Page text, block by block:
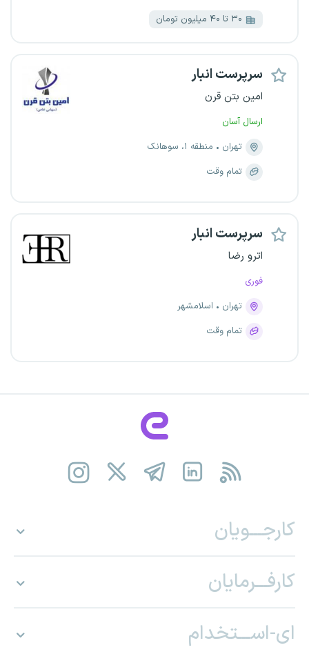
۳۰ تا ۴۰ میلیون تومان
سرپرست انبار
امین بتن قرن
ارسال آسان
تهران
منطقه ۱، سوهانک
تمام وقت
سرپرست انبار
اترو رضا
فوری
تهران
اسلامشهر
تمام وقت
کارجـــویان
کارفـــرمایان
ای-اســـتخدام